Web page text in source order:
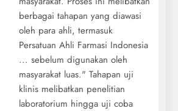
berbagai tahapan yang diawasi
oleh para ahli, termasuk
Persatuan Ahli Farmasi Indonesia
... sebelum digunakan oleh
masyarakat luas." Tahapan uji
klinis melibatkan penelitian
laboratorium hingga uji coba